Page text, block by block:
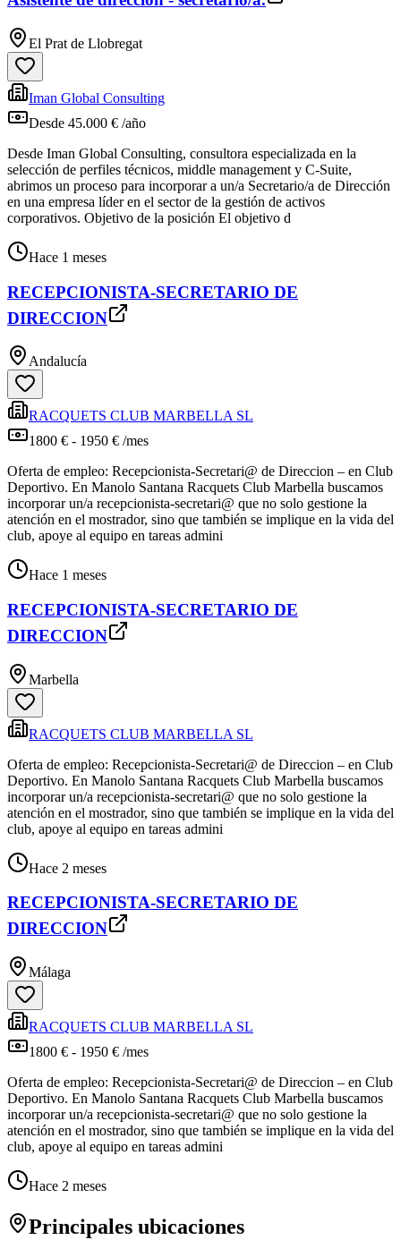
El Prat de Llobregat
Iman Global Consulting
Desde 45.000 € /año
Desde Iman Global Consulting, consultora especializada en la
selección de perfiles técnicos, middle management y C‑Suite,
abrimos un proceso para incorporar a un/a Secretario/a de Dirección
en una empresa líder en el sector de la gestión de activos
corporativos. Objetivo de la posición El objetivo d
Hace 1 meses
RECEPCIONISTA-SECRETARIO DE
DIRECCION
Andalucía
RACQUETS CLUB MARBELLA SL
1800 € - 1950 € /mes
Oferta de empleo: Recepcionista-Secretari@ de Direccion – en Club
Deportivo. En Manolo Santana Racquets Club Marbella buscamos
incorporar un/a recepcionista-secretari@ que no solo gestione la
atención en el mostrador, sino que también se implique en la vida del
club, apoye al equipo en tareas admini
Hace 1 meses
RECEPCIONISTA-SECRETARIO DE
DIRECCION
Marbella
RACQUETS CLUB MARBELLA SL
Oferta de empleo: Recepcionista-Secretari@ de Direccion – en Club
Deportivo. En Manolo Santana Racquets Club Marbella buscamos
incorporar un/a recepcionista-secretari@ que no solo gestione la
atención en el mostrador, sino que también se implique en la vida del
club, apoye al equipo en tareas admini
Hace 2 meses
RECEPCIONISTA-SECRETARIO DE
DIRECCION
Málaga
RACQUETS CLUB MARBELLA SL
1800 € - 1950 € /mes
Oferta de empleo: Recepcionista-Secretari@ de Direccion – en Club
Deportivo. En Manolo Santana Racquets Club Marbella buscamos
incorporar un/a recepcionista-secretari@ que no solo gestione la
atención en el mostrador, sino que también se implique en la vida del
club, apoye al equipo en tareas admini
Hace 2 meses
Principales ubicaciones